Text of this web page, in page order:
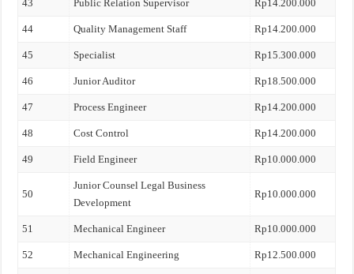
43 Public Relation Supervisor Rp14.200.000
44 Quality Management Staff Rp14.200.000
45 Specialist Rp15.300.000
46 Junior Auditor Rp18.500.000
47 Process Engineer Rp14.200.000
48 Cost Control Rp14.200.000
49 Field Engineer Rp10.000.000
50
Junior Counsel Legal Business
Development
Rp10.000.000
51 Mechanical Engineer Rp10.000.000
52 Mechanical Engineering Rp12.500.000